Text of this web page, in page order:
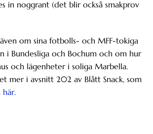
in noggrant (det blir också smakprov
om sina fotbolls- och MFF-tokiga
i Bundesliga och Bochum och om hur
och lägenheter i soliga Marbella.
mer i avsnitt 202 av Blått Snack, som
här.